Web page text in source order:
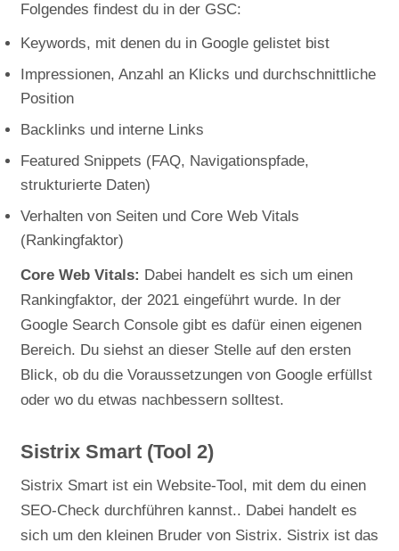
Folgendes findest du in der GSC:
Keywords, mit denen du in Google gelistet bist
Impressionen, Anzahl an Klicks und durchschnittliche
Position
Backlinks und interne Links
Featured Snippets (FAQ, Navigationspfade,
strukturierte Daten)
Verhalten von Seiten und Core Web Vitals
(Rankingfaktor)
Core Web Vitals: Dabei handelt es sich um einen
Rankingfaktor, der 2021 eingeführt wurde. In der
Google Search Console gibt es dafür einen eigenen
Bereich. Du siehst an dieser Stelle auf den ersten
Blick, ob du die Voraussetzungen von Google erfüllst
oder wo du etwas nachbessern solltest.
Sistrix Smart (Tool 2)
Sistrix Smart ist ein Website-Tool, mit dem du einen
SEO-Check durchführen kannst.. Dabei handelt es
sich um den kleinen Bruder von Sistrix. Sistrix ist das